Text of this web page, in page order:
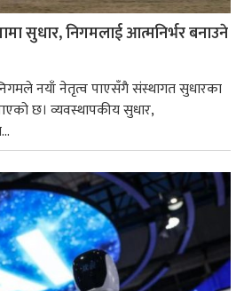
सुधार, निगमलाई आत्मनिर्भर बनाउने
नयाँ नेतृत्व पाएसँगै संस्थागत सुधारका
छ। व्यवस्थापकीय सुधार,